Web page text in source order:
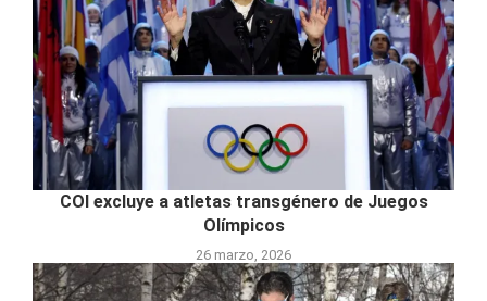
COI excluye a atletas transgénero de Juegos
Olímpicos
26 marzo, 2026